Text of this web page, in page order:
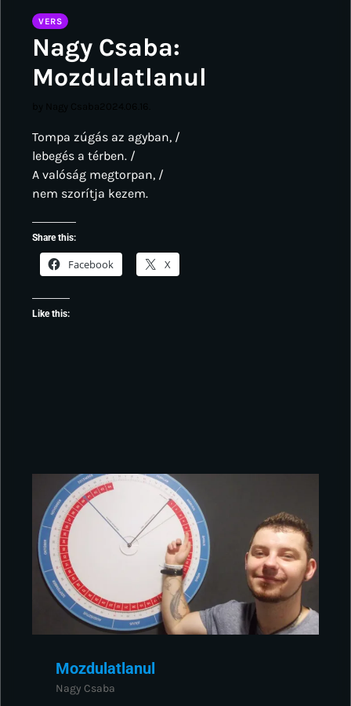
VERS
Nagy Csaba:
Mozdulatlanul
Tompa zúgás az agyban, /
lebegés a térben. /
A valóság megtorpan, /
nem szorítja kezem.
Share this:
Facebook X
Like this:
Mozdulatlanul
Nagy Csaba